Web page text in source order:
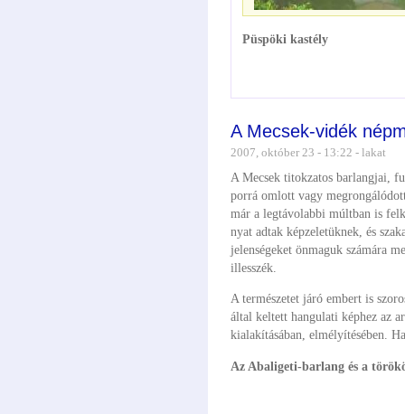
Püspöki kastély
A Mecsek-vidék
2007, október 23 - 13:22 - lakat
A Mecsek titokzatos barlangjai,
porrá omlott vagy
már a legtávolabbi múltban is
nyat adtak képzeletüknek, és
jelenségeket önmaguk számára
illesszék.
A természetet járó embert is
által keltett hangulati képhez az
kialakításában, elmélyítésében.
Az Abaligeti-barlang és a